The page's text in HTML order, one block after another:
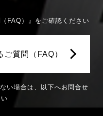
FAQ）』をご確認ください
質問（FAQ）
い場合は、以下へお問合せ